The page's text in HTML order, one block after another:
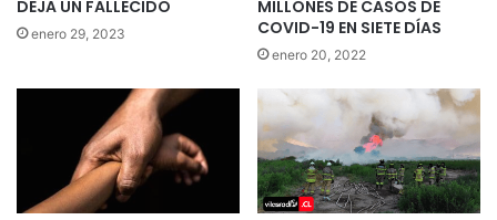
DEJA UN FALLECIDO
enero 29, 2023
MILLONES DE CASOS DE
COVID-19 EN SIETE DÍAS
enero 20, 2022